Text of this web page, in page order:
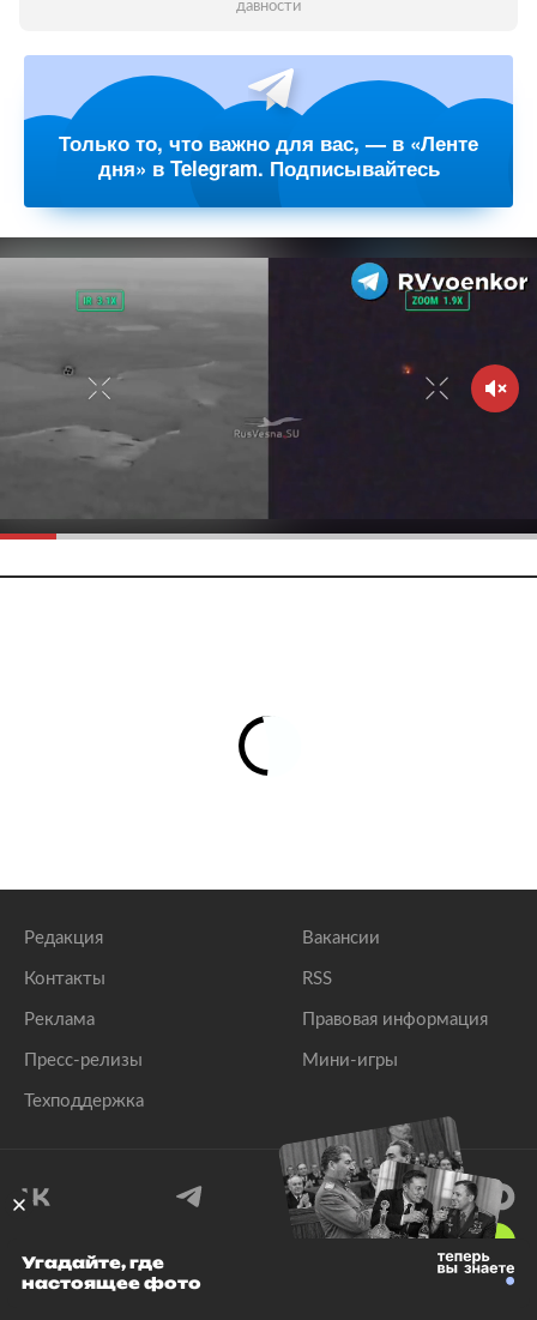
давности
Только то, что важно для вас, — в «Ленте
дня» в Telegram. Подписывайтесь
Редакция
Контакты
Реклама
Пресс-релизы
Техподдержка
Вакансии
RSS
Правовая информация
Мини-игры
© 1999–2026 Все права защищены.
Угадайте, где
настоящее фото